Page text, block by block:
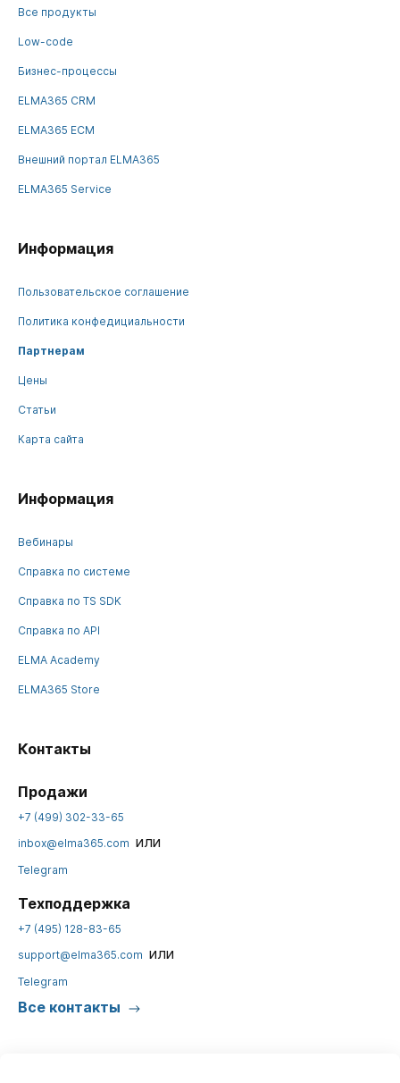
Все продукты
Low-code
Бизнес-процессы
ELMA365 CRM
ELMA365 ECM
Внешний портал ELMA365
ELMA365 Service
Информация
Пользовательское соглашение
Политика конфедициальности
Партнерам
Цены
Статьи
Карта сайта
Информация
Вебинары
Справка по системе
Справка по TS SDK
Справка по API
ELMA Academy
ELMA365 Store
Контакты
Продажи
+7 (499) 302-33-65
inbox@elma365.com или
Telegram
Техподдержка
+7 (495) 128-83-65
support@elma365.com или
Telegram
Все контакты